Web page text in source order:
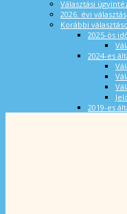
Választási
2026. évi választás
Korábbi
2025-ös
2024-es
2019-es